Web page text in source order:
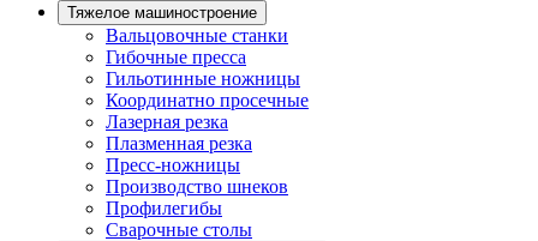
Тяжелое машиностроение
Вальцовочные станки
Гибочные пресса
Гильотинные ножницы
Координатно просечные
Лазерная резка
Плазменная резка
Пресс-ножницы
Производство шнеков
Профилегибы
Сварочные столы